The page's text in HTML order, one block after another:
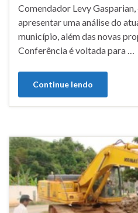
Comendador Levy
apresentar uma análise do
município, além das novas
Conferência é voltada para …
Continue lendo